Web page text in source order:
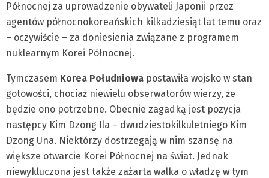
Północnej za uprowadzenie obywateli Japonii przez
agentów północnokoreańskich kilkadziesiąt lat temu oraz
– oczywiście – za doniesienia związane z programem
nuklearnym Korei Północnej.
Tymczasem Korea Południowa postawiła wojsko w stan
gotowości, chociaż niewielu obserwatorów wierzy, że
będzie ono potrzebne. Obecnie zagadką jest pozycja
następcy Kim Dzong Ila – dwudziestokilkuletniego Kim
Dzong Una. Niektórzy dostrzegają w nim szansę na
większe otwarcie Korei Północnej na świat. Jednak
niewykluczona jest także zażarta walka o władzę w tym